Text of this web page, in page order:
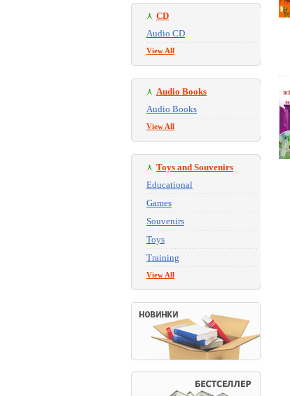
CD
Audio CD
View All
Audio Books
Audio Books
View All
Toys and Souvenirs
Educational
Games
Souvenirs
Toys
Training
View All